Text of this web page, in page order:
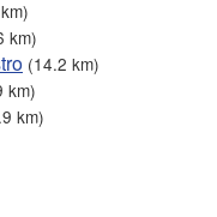
km)
(14.2 km)
km)
km)